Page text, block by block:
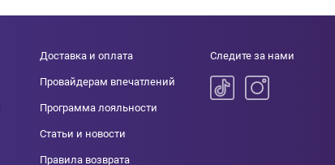
Доставка и оплата
Провайдерам впечатлений
Программа лояльности
Статьи и новости
Правила возврата
Следите за нами